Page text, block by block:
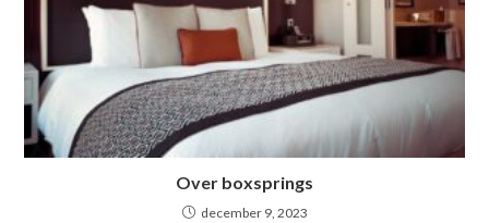
Over boxsprings
december 9, 2023